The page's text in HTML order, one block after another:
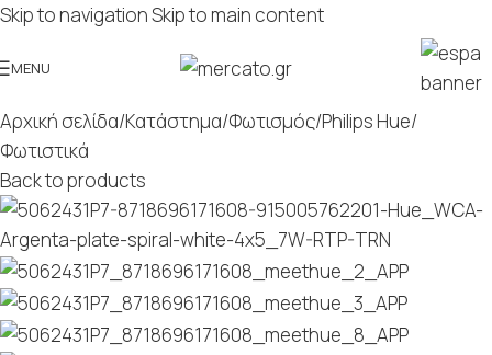
Skip to navigationSkip to main content
MENU
Αρχική σελίδα/Κατάστημα/Φωτισμός/Philips Hue/
Φωτιστικά
Back to products